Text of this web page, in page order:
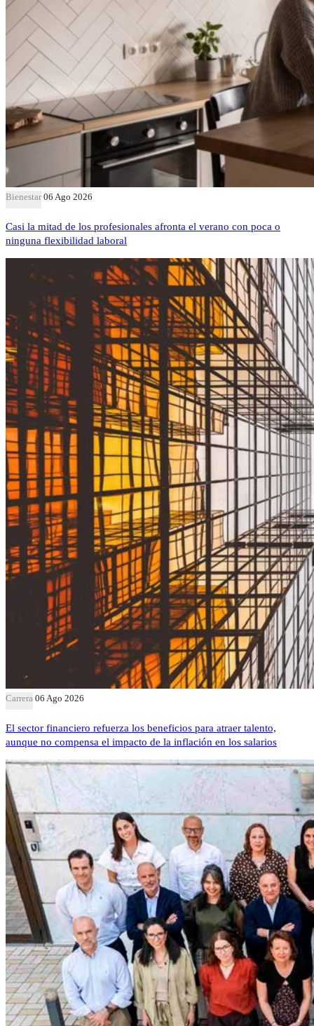
Bienestar 06 Ago 2026
Casi la mitad de los profesionales afronta el verano con poca o
ninguna flexibilidad laboral
Carrera 06 Ago 2026
El sector financiero refuerza los beneficios para atraer talento,
aunque no compensa el impacto de la inflación en los salarios